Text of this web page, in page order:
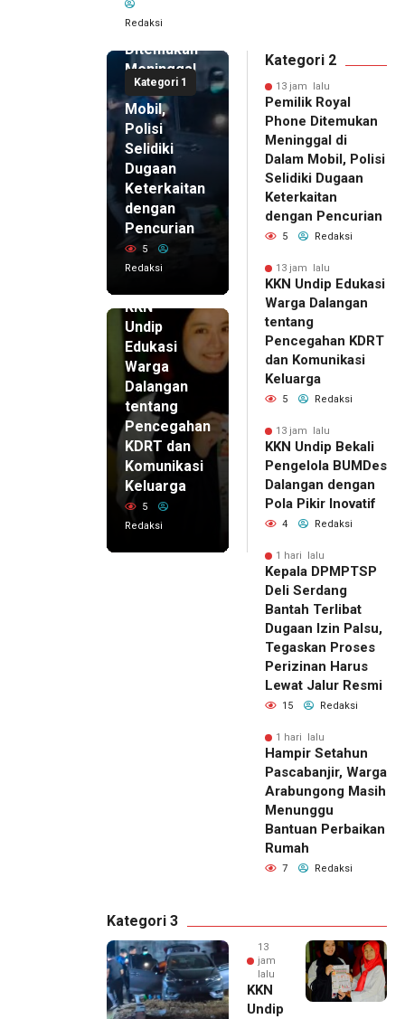
Redaksi
Kategori 1
Royal
Phone
Ditemukan
Meninggal
di Dalam
Mobil,
Polisi
Selidiki
Dugaan
Keterkaitan
dengan
Pencurian
5
Redaksi
KKN
Undip
Edukasi
Warga
Dalangan
tentang
Pencegahan
KDRT dan
Komunikasi
Keluarga
5
Redaksi
Kategori 2
13 jam lalu
Pemilik Royal
Phone Ditemukan
Meninggal di
Dalam Mobil, Polisi
Selidiki Dugaan
Keterkaitan
dengan Pencurian
5 Redaksi
13 jam lalu
KKN Undip Edukasi
Warga Dalangan
tentang
Pencegahan KDRT
dan Komunikasi
Keluarga
5 Redaksi
13 jam lalu
KKN Undip Bekali
Pengelola BUMDes
Dalangan dengan
Pola Pikir Inovatif
4 Redaksi
1 hari lalu
Kepala DPMPTSP
Deli Serdang
Bantah Terlibat
Dugaan Izin Palsu,
Tegaskan Proses
Perizinan Harus
Lewat Jalur Resmi
15 Redaksi
1 hari lalu
Hampir Setahun
Pascabanjir, Warga
Arabungong Masih
Menunggu
Bantuan Perbaikan
Rumah
7 Redaksi
Kategori 3
13
jam
lalu
KKN
Undip